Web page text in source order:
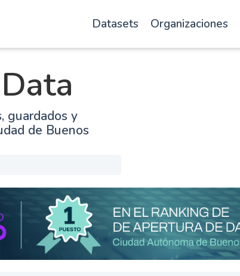
Datasets Organizaciones
guardados y
de Buenos